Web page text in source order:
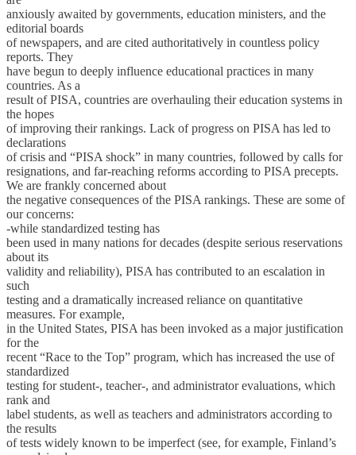
anxiously awaited by governments, education ministers, and the
editorial boards
of newspapers, and are cited authoritatively in countless policy
reports. They
have begun to deeply influence educational practices in many
countries. As a
result of PISA, countries are overhauling their education systems in
the hopes
of improving their rankings. Lack of progress on PISA has led to
declarations
of crisis and “PISA shock” in many countries, followed by calls for
resignations, and far-reaching reforms according to PISA precepts.
We are frankly concerned about
the negative consequences of the PISA rankings. These are some of
our concerns:
-while standardized testing has
been used in many nations for decades (despite serious reservations
about its
validity and reliability), PISA has contributed to an escalation in
such
testing and a dramatically increased reliance on quantitative
measures. For example,
in the United States, PISA has been invoked as a major justification
for the
recent “Race to the Top” program, which has increased the use of
standardized
testing for student-, teacher-, and administrator evaluations, which
rank and
label students, as well as teachers and administrators according to
the results
of tests widely known to be imperfect (see, for example, Finland’s